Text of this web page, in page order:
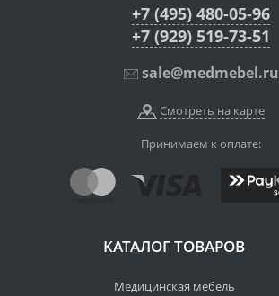
+7 (495) 480-05-96
+7 (929) 519-73-51
sale@medmebel.ru
Смотреть на карте
Принимаем к оплате:
КАТАЛОГ ТОВАРОВ
Медицинская мебель